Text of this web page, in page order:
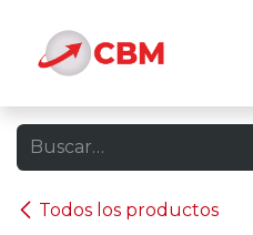
Todos los productos